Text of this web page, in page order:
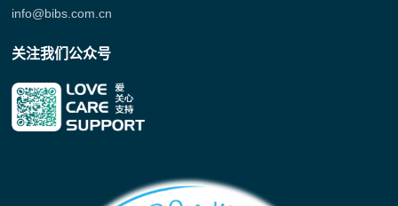
info@bibs.com.cn
关注我们公众号